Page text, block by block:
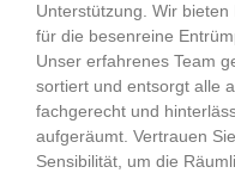
Unterstützung. Wir
für die besenreine
Unser erfahrenes Team
sortiert und entsorgt alle
fachgerecht und
aufgeräumt. Vertrauen
Sensibilität, um die